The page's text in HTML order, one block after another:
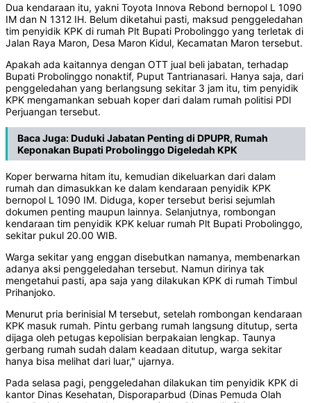
Dua kendaraan itu, yakni Toyota Innova Rebond bernopol L 1090
IM dan N 1312 IH. Belum diketahui pasti, maksud penggeledahan
tim penyidik KPK di rumah Plt Bupati Probolinggo yang terletak di
Jalan Raya Maron, Desa Maron Kidul, Kecamatan Maron tersebut.
Apakah ada kaitannya dengan OTT jual beli jabatan, terhadap
Bupati Probolinggo nonaktif, Puput Tantrianasari. Hanya saja, dari
penggeledahan yang berlangsung sekitar 3 jam itu, tim penyidik
KPK mengamankan sebuah koper dari dalam rumah politisi PDI
Perjuangan tersebut.
Baca Juga:Duduki Jabatan Penting di DPUPR, Rumah
Keponakan Bupati Probolinggo Digeledah KPK
Koper berwarna hitam itu, kemudian dikeluarkan dari dalam
rumah dan dimasukkan ke dalam kendaraan penyidik KPK
bernopol L 1090 IM. Diduga, koper tersebut berisi sejumlah
dokumen penting maupun lainnya. Selanjutnya, rombongan
kendaraan tim penyidik KPK keluar rumah Plt Bupati Probolinggo,
sekitar pukul 20.00 WIB.
Warga sekitar yang enggan disebutkan namanya, membenarkan
adanya aksi penggeledahan tersebut. Namun dirinya tak
mengetahui pasti, apa saja yang dilakukan KPK di rumah Timbul
Prihanjoko.
Menurut pria berinisial M tersebut, setelah rombongan kendaraan
KPK masuk rumah. Pintu gerbang rumah langsung ditutup, serta
dijaga oleh petugas kepolisian berpakaian lengkap. Taunya
gerbang rumah sudah dalam keadaan ditutup, warga sekitar
hanya bisa melihat dari luar," ujarnya.
Pada selasa pagi, penggeledahan dilakukan tim penyidik KPK di
kantor Dinas Kesehatan, Disporaparbud (Dinas Pemuda Olah